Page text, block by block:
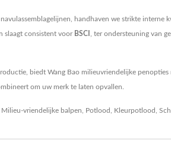
handhaven we strikte interne
slaagt consistent voor BSCI , ter ondersteuning van
biedt Wang Bao milieuvriendelijke
om uw merk te laten opvallen.
Milieu-vriendelijke balpen Potlood Kleurpotlood